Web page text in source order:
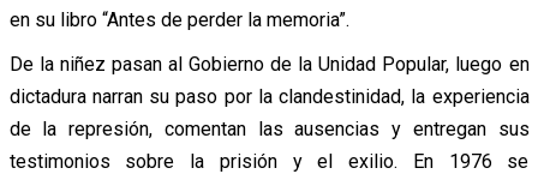
en su libro “Antes de perder la memoria”.
De la niñez pasan al Gobierno de la Unidad Popular, luego en
dictadura narran su paso por la clandestinidad, la experiencia
de la represión, comentan las ausencias y entregan sus
testimonios sobre la prisión y el exilio. En 1976 se